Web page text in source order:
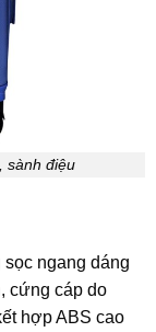
sành điệu
ngang dáng
cứng cáp do
hợp ABS cao